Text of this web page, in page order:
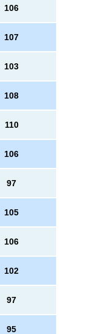
106
107
103
108
110
106
97
105
106
102
97
95